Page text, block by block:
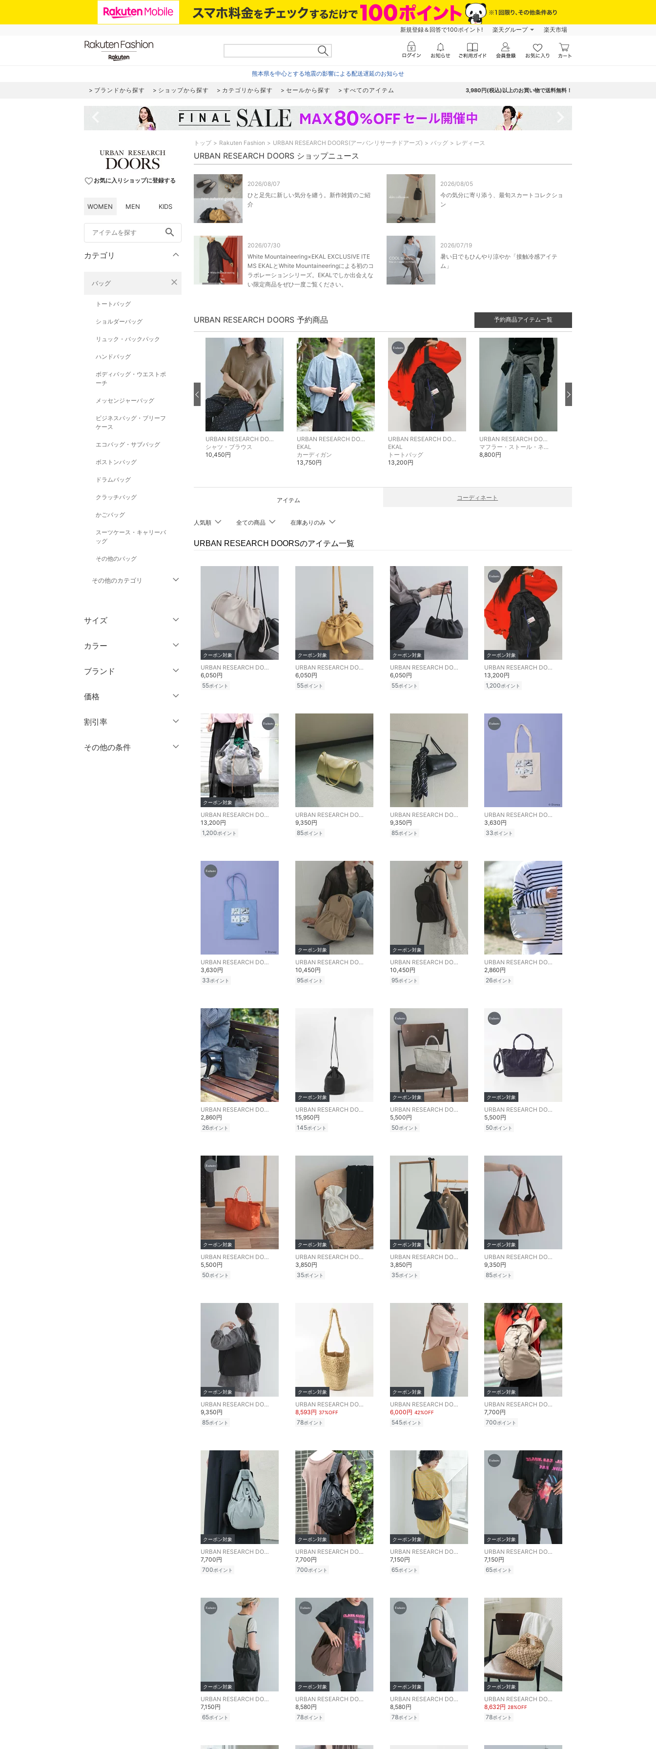
新規登録＆回答で100ポイント! 楽天グループ 楽天市場
熊本県を中心とする地震の影響による配送遅延のお知らせ
ブランドから探す ショップから探す カテゴリから探す セールから探す すべてのアイテム 3,980円(税込)以上のお買い物で送料無料！
favorite_borderお気に入りショップに登録する
WOMEN MEN KIDS
search
カテゴリ
バッグ close
トートバッグ
ショルダーバッグ
リュック・バックパック
ハンドバッグ
ボディバッグ・ウエストポ
ーチ
メッセンジャーバッグ
ビジネスバッグ・ブリーフ
ケース
エコバッグ・サブバッグ
ボストンバッグ
ドラムバッグ
クラッチバッグ
かごバッグ
スーツケース・キャリーバ
ッグ
その他のバッグ
その他のカテゴリ
ジャケット・アウター
パンツ
ワンピース・ドレス
スカート
オールインワン・オーバ
ーオール
シューズ・靴
サイズ
M
XL
カラー
クリア
ブランド
価格
絞り込み
割引率
％OFF～ ％OFF
その他の条件
トップ Rakuten Fashion URBAN RESEARCH DOORS(アーバンリサーチドアーズ) バッグ レディース
URBAN RESEARCH DOORS ショップニュース
2026/08/07
ひと足先に新しい気分を纏う。新作雑貨のご紹
介
2026/08/05
今の気分に寄り添う、最旬スカートコレクショ
ン
2026/07/30
White Mountaineering×EKAL EXCLUSIVE ITE
MS EKALとWhite Mountaineeringによる初のコ
ラボレーションシリーズ。EKALでしか出会えな
い限定商品をぜひ一度ご覧ください。
2026/07/19
暑い日でもひんやり涼やか「接触冷感アイテ
ム」
URBAN RESEARCH DOORS 予約商品 予約商品アイテム一覧
カットソー・Tシャツ
URBAN RESEARCH DOORS
シャツ・ブラウス
10,450円
URBAN RESEARCH DOORS
EKAL
カーディガン
13,750円
URBAN RESEARCH DOORS
EKAL
トートバッグ
13,200円
URBAN RESEARCH DOORS
マフラー・ストール・ネックウォーマー
8,800円
アイテム コーディネート
人気順 全ての商品 在庫ありのみ
URBAN RESEARCH DOORSのアイテム一覧
クーポン対象
URBAN RESEARCH DOORS
6,050円
55ポイント
クーポン対象
URBAN RESEARCH DOORS
6,050円
55ポイント
クーポン対象
URBAN RESEARCH DOORS
6,050円
55ポイント
クーポン対象
URBAN RESEARCH DOORS
13,200円
1,200ポイント
クーポン対象
URBAN RESEARCH DOORS
13,200円
1,200ポイント
URBAN RESEARCH DOORS
9,350円
85ポイント
URBAN RESEARCH DOORS
9,350円
85ポイント
URBAN RESEARCH DOORS
3,630円
33ポイント
URBAN RESEARCH DOORS
3,630円
33ポイント
クーポン対象
URBAN RESEARCH DOORS
10,450円
95ポイント
クーポン対象
URBAN RESEARCH DOORS
10,450円
95ポイント
URBAN RESEARCH DOORS
2,860円
26ポイント
URBAN RESEARCH DOORS
2,860円
26ポイント
クーポン対象
URBAN RESEARCH DOORS
15,950円
145ポイント
クーポン対象
URBAN RESEARCH DOORS
5,500円
50ポイント
クーポン対象
URBAN RESEARCH DOORS
5,500円
50ポイント
クーポン対象
URBAN RESEARCH DOORS
5,500円
50ポイント
クーポン対象
URBAN RESEARCH DOORS
3,850円
35ポイント
クーポン対象
URBAN RESEARCH DOORS
3,850円
35ポイント
クーポン対象
URBAN RESEARCH DOORS
9,350円
85ポイント
クーポン対象
URBAN RESEARCH DOORS
9,350円
85ポイント
クーポン対象
URBAN RESEARCH DOORS
8,593円 37%OFF
78ポイント
クーポン対象
URBAN RESEARCH DOORS
6,000円 42%OFF
545ポイント
クーポン対象
URBAN RESEARCH DOORS
7,700円
700ポイント
クーポン対象
URBAN RESEARCH DOORS
7,700円
700ポイント
クーポン対象
URBAN RESEARCH DOORS
7,700円
700ポイント
クーポン対象
URBAN RESEARCH DOORS
7,150円
65ポイント
クーポン対象
URBAN RESEARCH DOORS
7,150円
65ポイント
クーポン対象
URBAN RESEARCH DOORS
7,150円
65ポイント
クーポン対象
URBAN RESEARCH DOORS
8,580円
78ポイント
クーポン対象
URBAN RESEARCH DOORS
8,580円
78ポイント
クーポン対象
URBAN RESEARCH DOORS
8,632円 28%OFF
78ポイント